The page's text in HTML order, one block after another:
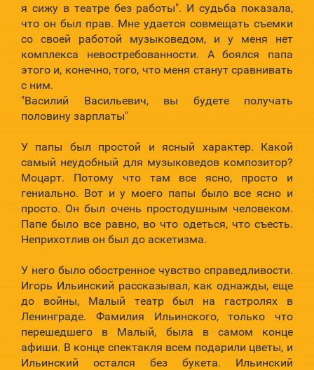
я сижу в театре без работы". И судьба показала,
что он был прав. Мне удается совмещать съемки
со своей работой музыковедом, и у меня нет
комплекса невостребованности. А боялся папа
этого и, конечно, того, что меня станут сравнивать
с ним.
"Василий Васильевич, вы будете получать
половину зарплаты"
У папы был простой и ясный характер. Какой
самый неудобный для музыковедов композитор?
Моцарт. Потому что там все ясно, просто и
гениально. Вот и у моего папы было все ясно и
просто. Он был очень простодушным человеком.
Папе было все равно, во что одеться, что съесть.
Неприхотлив он был до аскетизма.
У него было обостренное чувство справедливости.
Игорь Ильинский рассказывал, как однажды, еще
до войны, Малый театр был на гастролях в
Ленинграде. Фамилия Ильинского, только что
перешедшего в Малый, была в самом конце
афиши. В конце спектакля всем подарили цветы, и
Ильинский остался без букета. Ильинский